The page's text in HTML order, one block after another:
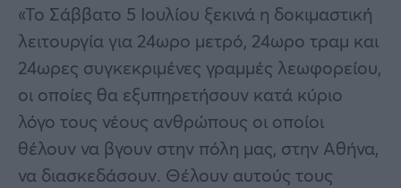
«Το Σάββατο 5 Ιουλίου ξεκινά η δοκιμαστική
λειτουργία για 24ωρο μετρό, 24ωρο τραμ και
24ωρες συγκεκριμένες γραμμές λεωφορείου,
οι οποίες θα εξυπηρετήσουν κατά κύριο
λόγο τους νέους ανθρώπους οι οποίοι
θέλουν να βγουν στην πόλη μας, στην Αθήνα,
να διασκεδάσουν. Θέλουν αυτούς τους